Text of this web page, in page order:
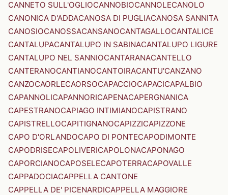
CANNETO SULL'OGLIOCANNOBIOCANNOLECANOLO
CANONICA D'ADDACANOSA DI PUGLIACANOSA SANNITA
CANOSIOCANOSSACANSANOCANTAGALLOCANTALICE
CANTALUPACANTALUPO IN SABINACANTALUPO LIGURE
CANTALUPO NEL SANNIOCANTARANACANTELLO
CANTERANOCANTIANOCANTOIRACANTU'CANZANO
CANZOCAORLECAORSOCAPACCIOCAPACICAPALBIO
CAPANNOLICAPANNORICAPENACAPERGNANICA
CAPESTRANOCAPIAGO INTIMIANOCAPISTRANO
CAPISTRELLOCAPITIGNANOCAPIZZICAPIZZONE
CAPO D'ORLANDOCAPO DI PONTECAPODIMONTE
CAPODRISECAPOLIVERICAPOLONACAPONAGO
CAPORCIANOCAPOSELECAPOTERRACAPOVALLE
CAPPADOCIACAPPELLA CANTONE
CAPPELLA DE' PICENARDICAPPELLA MAGGIORE